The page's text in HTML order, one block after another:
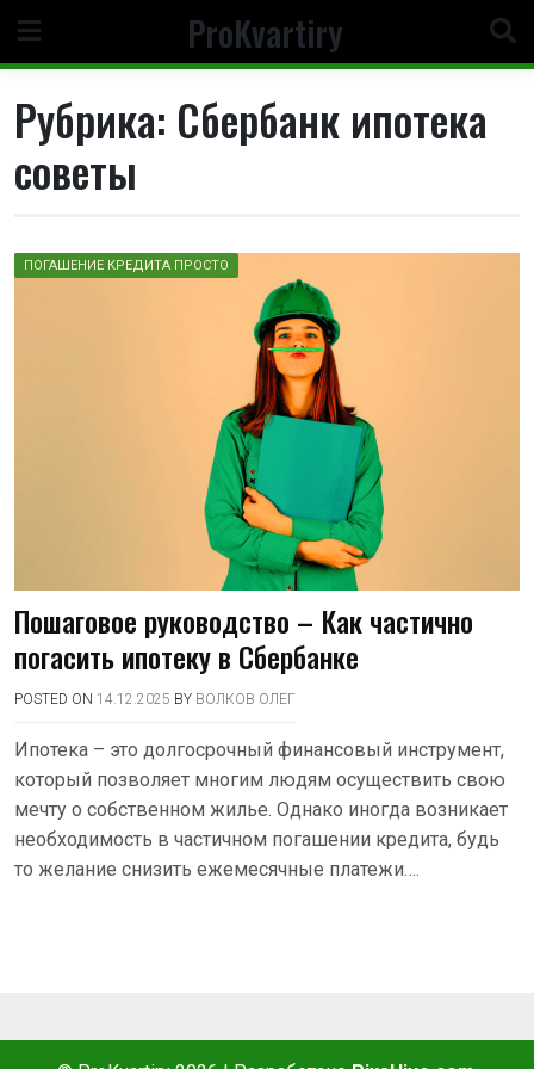
содержимому
ProKvartiry
Рубрика: Сбербанк ипотека
советы
ПОГАШЕНИЕ КРЕДИТА ПРОСТО
Пошаговое руководство – Как частично
погасить ипотеку в Сбербанке
POSTED ON 14.12.2025 BY ВОЛКОВ ОЛЕГ
Ипотека – это долгосрочный финансовый инструмент,
который позволяет многим людям осуществить свою
мечту о собственном жилье. Однако иногда возникает
необходимость в частичном погашении кредита, будь
то желание снизить ежемесячные платежи….